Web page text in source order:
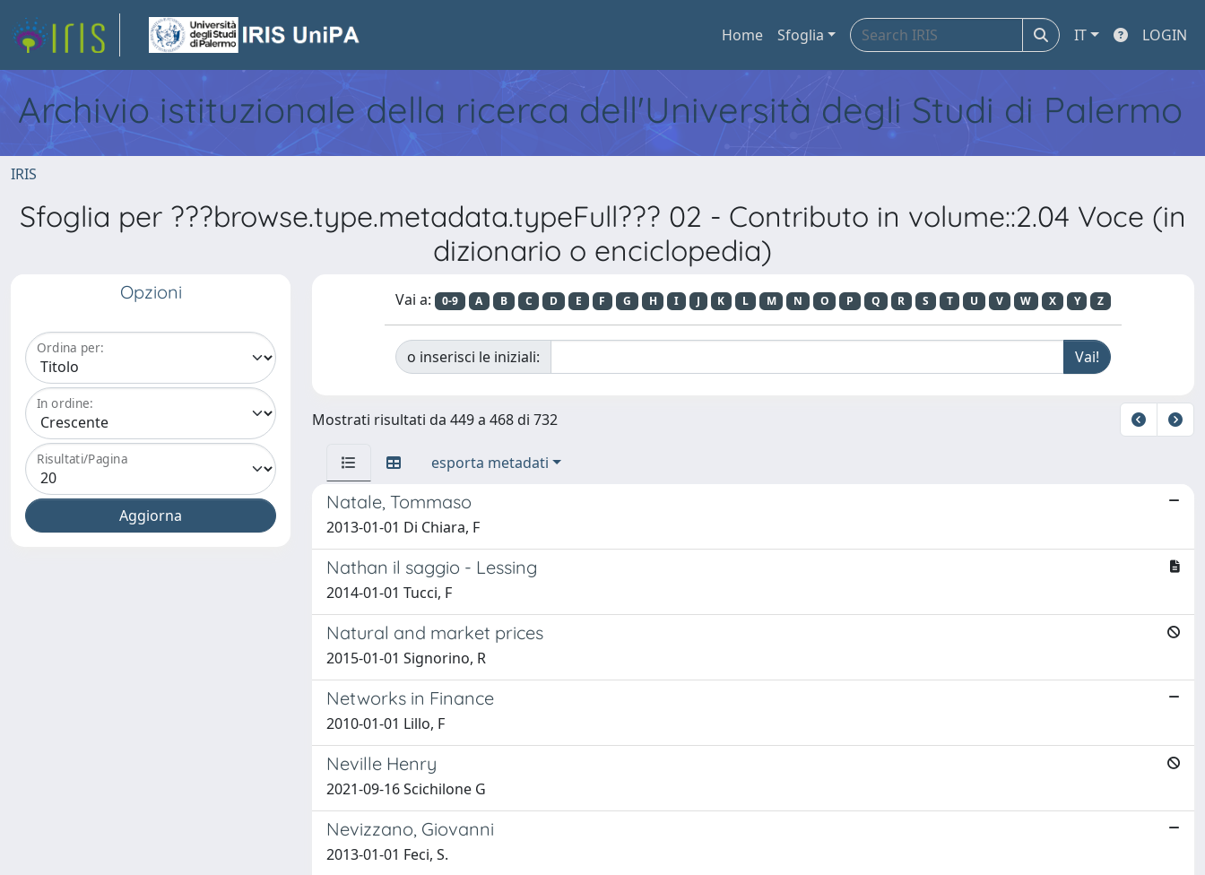
Home Sfoglia IT LOGIN
Archivio istituzionale della ricerca dell'Università degli Studi di Palermo
IRIS
Sfoglia per ???browse.type.metadata.typeFull??? 02 - Contributo in volume::2.04 Voce (in
dizionario o enciclopedia)
Opzioni
Ordina per:
In ordine:
Risultati/Pagina
Vai a: 0-9 A B C D E F G H I J K L M N O P Q R S T U V W X Y Z
o inserisci le iniziali:
Mostrati risultati da 449 a 468 di 732
esporta metadati
Natale, Tommaso
2013-01-01 Di Chiara, F
Nathan il saggio - Lessing
2014-01-01 Tucci, F
Natural and market prices
2015-01-01 Signorino, R
Networks in Finance
2010-01-01 Lillo, F
Neville Henry
2021-09-16 Scichilone G
Nevizzano, Giovanni
2013-01-01 Feci, S.